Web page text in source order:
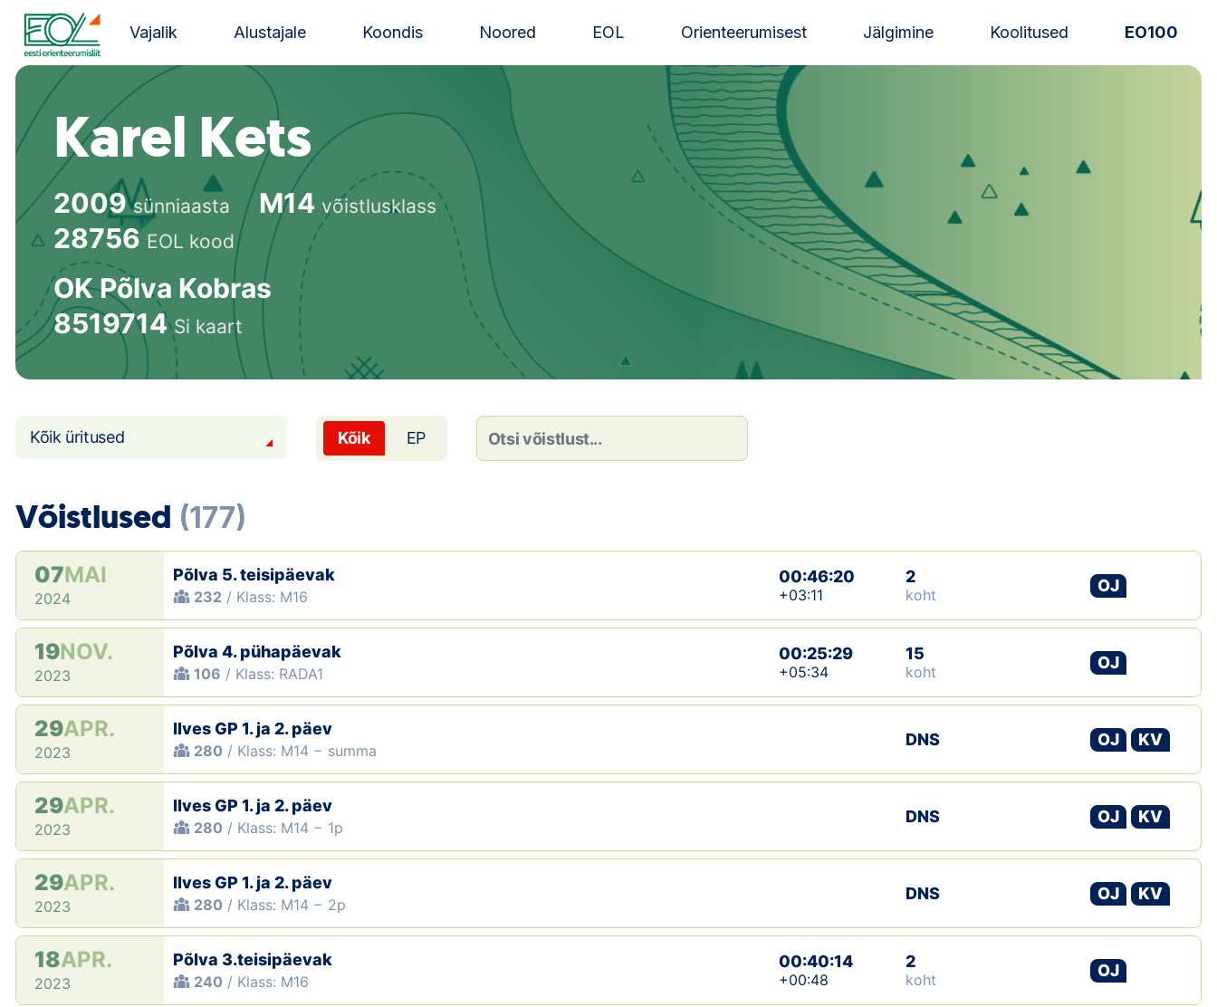
Liigu
juurde
Estonian Orienteering Federation
Vajalik Alustajale Koondis Noored EOL Orienteerumisest Jälgimine Koolitused EO100
Orienteerujale
Eesti Orienteerumine 100!
Toetamine
Telli litsents!
Noored
Kaardid
Kalender
Koondised
Suletud maastikud
Püsirajad
Karel Kets
2009sünniaasta M14 võistlusklass
28756EOL kood
OK Põlva Kobras
8519714Si kaart
Kõik üritused Kõik EP
Võistlused (177)
07MAI
2024
Põlva 5. teisipäevak
232 / Klass: M16
00:46:20
+03:11
2
koht
OJ
19NOV.
2023
Põlva 4. pühapäevak
106 / Klass: RADA1
00:25:29
+05:34
15
koht
OJ
29APR.
2023
Ilves GP 1. ja 2. päev
280 / Klass: M14 − summa
DNS OJ KV
29APR.
2023
Ilves GP 1. ja 2. päev
280 / Klass: M14 − 1p
DNS OJ KV
29APR.
2023
Ilves GP 1. ja 2. päev
280 / Klass: M14 − 2p
DNS OJ KV
18APR.
2023
Põlva 3.teisipäevak
240 / Klass: M16
00:40:14
+00:48
2
koht
OJ